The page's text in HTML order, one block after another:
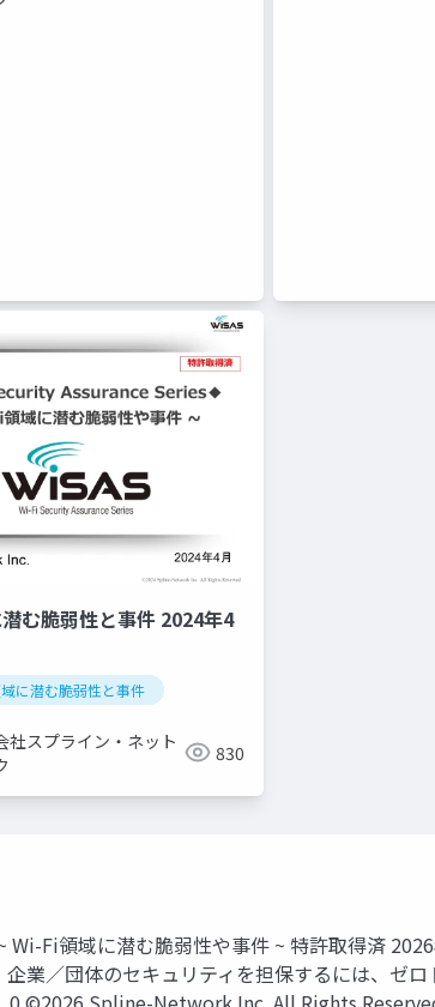
む脆弱性と事件 2024年4
に潜む脆弱性と事件
社スプライン・ネット
830
Fi領域に潜む脆弱性や事件 ~ 特許取得済
業／団体のセキュリティを担保するには、ゼ